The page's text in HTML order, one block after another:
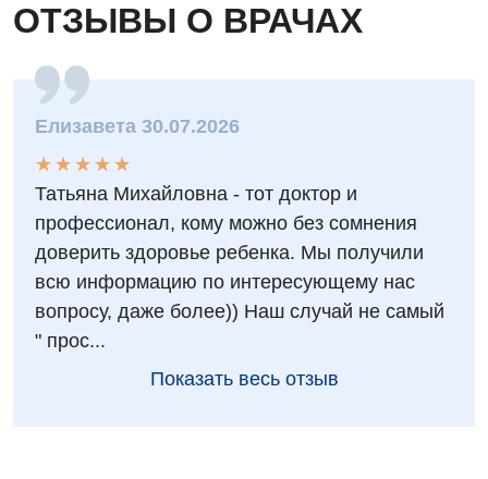
Отделение неотложных состояний
Оториноларингология
Офтальмологическое отделение
Педиатрическое отделение
Проктология
Пульмонология
ОТЗЫВЫ О ВРАЧАХ
Елизавета 30.07.2026
★
★
★
★
★
★ ★ ★ ★ ★
Татьяна Михайловна - тот доктор и
профессионал, кому можно без сомнения
доверить здоровье ребенка. Мы получили
всю информацию по интересующему нас
вопросу, даже более)) Наш случай не самый
" прос...
Показать весь отзыв